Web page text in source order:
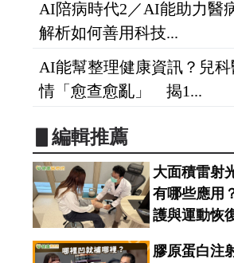
AI陪病時代2／AI能助力醫
解析如何善用科技...
AI能幫整理健康資訊？兒
情「愈查愈亂」 揭1...
▋編輯推薦
大面積雷射
有哪些應用
護與運動恢
膠原蛋白注